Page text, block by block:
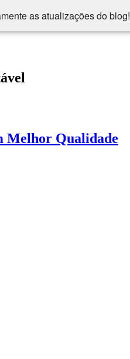
as atualizações do blog!
Melhor Qualidade